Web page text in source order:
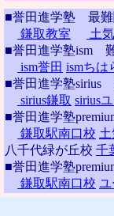
■誉田進学塾 最難
鎌取教室
土
■誉田進学塾ism
ism誉田 ismちは
■誉田進学塾sirius
sirius鎌取 sirius
■誉田進学塾
鎌取駅南口校
八千代緑が丘校 千
■誉田進学塾
鎌取駅南口校 ユ